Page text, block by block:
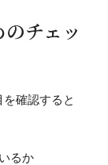
チェッ
確認すると
るか